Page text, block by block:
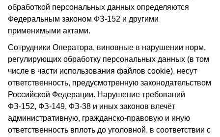
обработкой персональных данных определяются
Федеральным законом ФЗ-152 и другими
применимыми актами.
Сотрудники Оператора, виновные в нарушении норм,
регулирующих обработку персональных данных (в том
числе в части использования файлов cookie), несут
ответственность, предусмотренную законодательством
Российской Федерации. Нарушение требований
ФЗ-152, ФЗ-149, ФЗ-38 и иных законов влечёт
административную, гражданско-правовую и иную
ответственность вплоть до уголовной, в соответствии с